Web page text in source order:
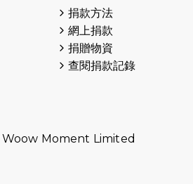
捐款方法
網上捐款
捐贈物資
查閱捐款記錄
Woow Moment Limited